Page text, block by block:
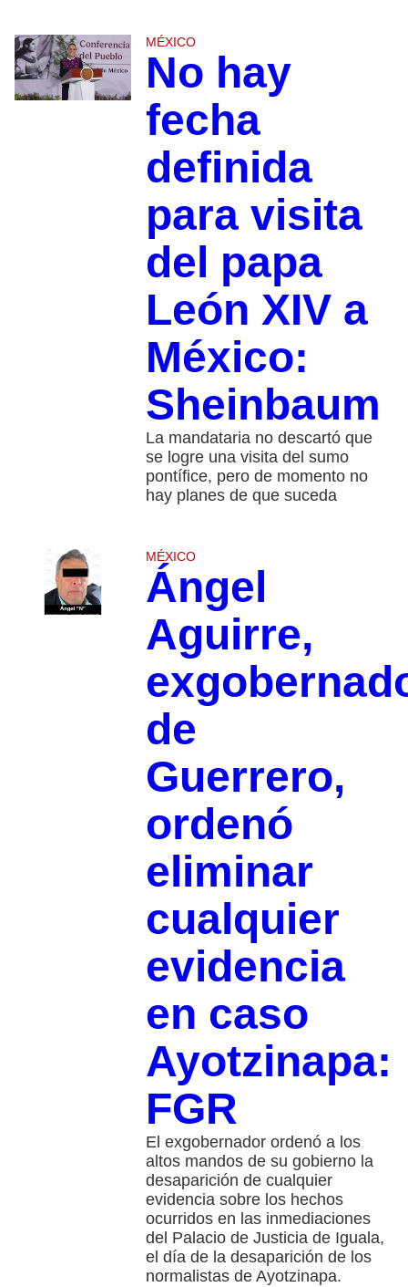
MÉXICO
No hay
fecha
definida
para visita
del papa
León XIV a
México:
Sheinbaum
La mandataria no descartó que
se logre una visita del sumo
pontífice, pero de momento no
hay planes de que suceda
MÉXICO
Ángel
Aguirre,
de
Guerrero,
ordenó
eliminar
cualquier
evidencia
en caso
Ayotzinapa:
FGR
El exgobernador ordenó a los
altos mandos de su gobierno la
desaparición de cualquier
evidencia sobre los hechos
ocurridos en las inmediaciones
del Palacio de Justicia de Iguala,
el día de la desaparición de los
normalistas de Ayotzinapa.